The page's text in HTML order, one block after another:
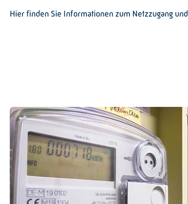
Hier finden Sie Informationen zum Netzzugang